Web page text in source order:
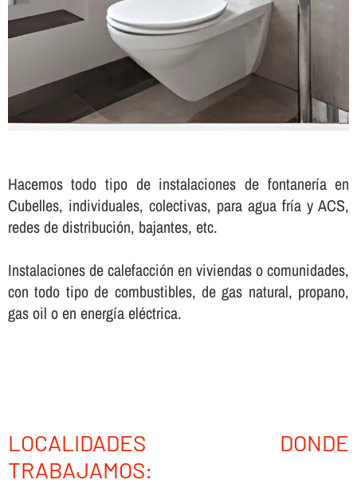
Hacemos todo tipo de instalaciones de fontanerí­a en
Cubelles, individuales, colectivas, para agua frí­a y ACS,
redes de distribución, bajantes, etc.
Instalaciones de calefacción en viviendas o comunidades,
con todo tipo de combustibles, de gas natural, propano,
gas oil o en energí­a eléctrica.
LOCALIDADES DONDE
TRABAJAMOS: